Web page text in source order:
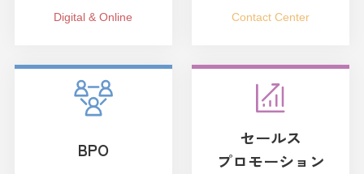
Digital & Online Contact Center
BPO
セールス
プロモーション